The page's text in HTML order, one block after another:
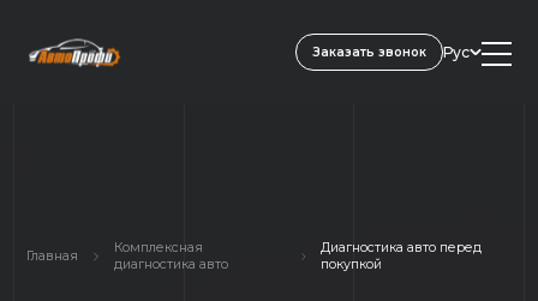
Заказать звонок Рус
Главная
Комплексная
диагностика авто
Диагностика авто перед
покупкой